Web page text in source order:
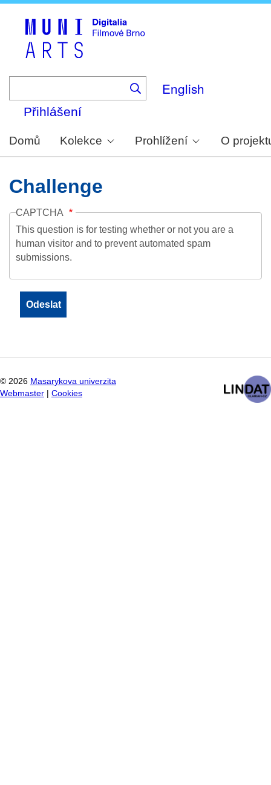
English
Přihlášení
Domů Kolekce Prohlížení O
Challenge
CAPTCHA
This question is for testing whether or not you are a
human visitor and to prevent automated spam
submissions.
© 2026 Masarykova univerzita
Webmaster
Cookies